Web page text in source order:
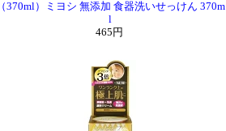
（370ml）ミヨシ 無添加 食器洗いせっけん 370m
l
465円